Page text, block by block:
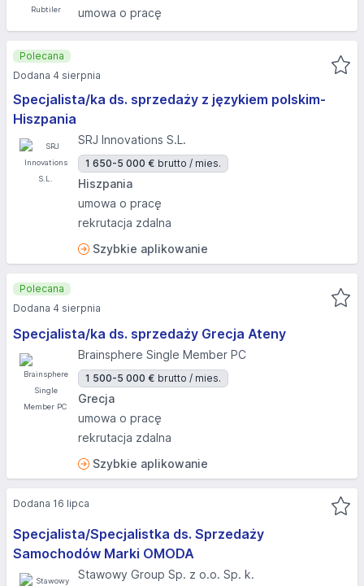
umowa o pracę
Specjalista/ka ds. sprzedaży z językiem polskim-
Hiszpania
SRJ Innovations S.L.
1 650-5 000 € brutto / mies.
Hiszpania
umowa o pracę
rekrutacja zdalna
Szybkie aplikowanie
Polecana
Dodana 4 sierpnia
Specjalista/ka ds. sprzedaży Grecja Ateny
Brainsphere Single Member PC
1 500-5 000 € brutto / mies.
Grecja
umowa o pracę
rekrutacja zdalna
Szybkie aplikowanie
Polecana
Dodana 4 sierpnia
Specjalista/Specjalistka ds. Sprzedaży
Samochodów Marki OMODA
Stawowy Group Sp. z o.o. Sp. k.
Dodana 16 lipca